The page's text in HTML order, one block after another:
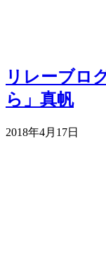
リレーブロ
ら」真帆
2018年4月17日